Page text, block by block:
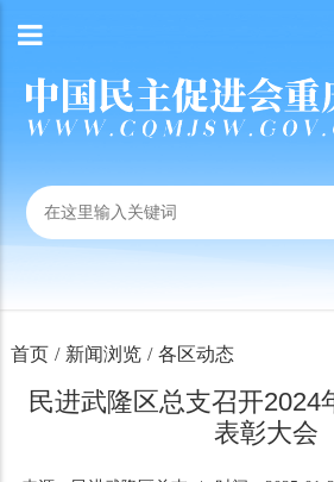
首页 / 新闻浏览 / 各区动态
民进武隆区总支召开2024
表彰大会